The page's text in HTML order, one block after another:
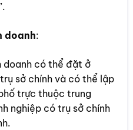
doanh:
doanh có thể đặt ở
sở chính và có thể lập
trực thuộc trung
nghiệp có trụ sở chính